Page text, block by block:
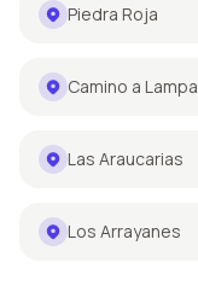
Piedra Roja
Camino a Lampa
Las Araucarias
Los Arrayanes